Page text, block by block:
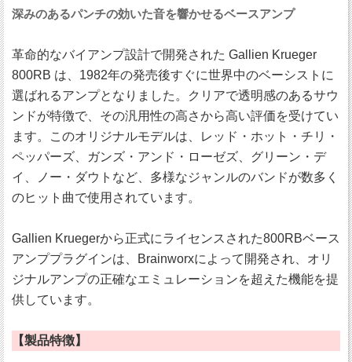
深みのあるパンチの効いた音を響かせるベースアンプ
革命的なバイアンプ設計で開発された Gallien Krueger
800RB は、1982年の発売後すぐに世界中のベーシストに
選ばれるアンプとなりました。クリアで透明感のあるサウ
ンドが特徴で、その汎用性の高さから高い評価を受けてい
ます。このオリジナルモデルは、レッド・ホット・チリ・
ペッパーズ、ガンズ・アンド・ローゼズ、グリーン・デ
イ、ノー・ダウトなど、多様なジャンルのバンドが数多く
のヒット曲で使用されています。
Gallien Kruegerから正式にライセンスされた800RBベース
アンププラグインは、Brainworxによって開発され、オリ
ジナルアンプの正確なエミュレーションを超えた機能を提
供しています。
【製品特徴】